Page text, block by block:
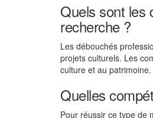
Quels sont les
recherche ?
Les débouchés
projets culturels. Les
culture et au patrimoine.
Quelles
Pour réussir ce type de